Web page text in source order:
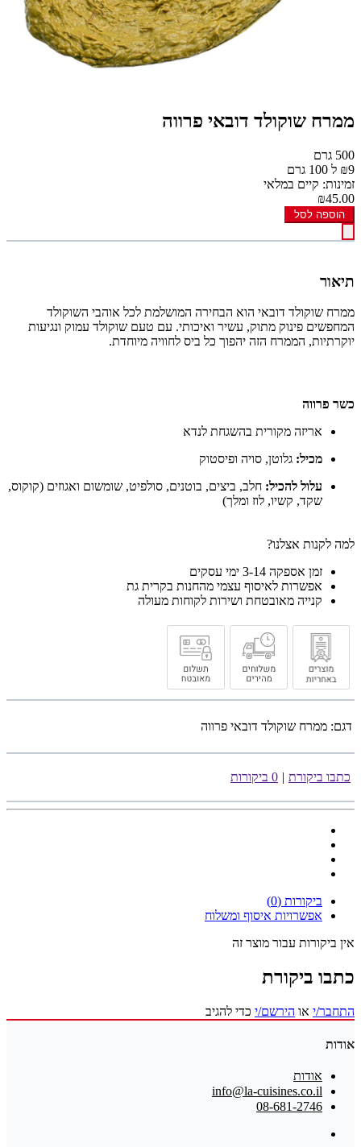
ממרח שוקולד דובאי פרווה
500 גרם
₪9 ל 100 גרם
זמינות: קיים במלאי
₪45.00
הוספה לסל
תיאור
ממרח שוקולד דובאי הוא הבחירה המושלמת לכל אוהבי השוקולד
המחפשים פינוק מתוק, עשיר ואיכותי. עם טעם שוקולד עמוק ונגיעות
יוקרתיות, הממרח הזה יהפוך כל ביס לחוויה מיוחדת.
כשר פרווה
אריזה מקורית בהשגחת לנדא
מכיל: גלוטן, סויה ופיסטוק
עלול להכיל: חלב, ביצים, בוטנים, סולפיט, שומשום ואגוזים (קוקוס,
שקד, קשיו, לוז ומלך)
למה לקנות אצלנו?
זמן אספקה 3-14 ימי עסקים
אפשרות לאיסוף עצמי מהחנות בקרית גת
קנייה מאובטחת ושירות לקוחות מעולה
דגם: ממרח שוקולד דובאי פרווה
כתבו ביקורת | 0 ביקורות
ביקורות (0)
אפשרויות איסוף ומשלוח
אין ביקורות עבור מוצר זה
כתבו ביקורת
התחבר/י או הירשם/י כדי להגיב
אודות
אודות
info@la-cuisines.co.il
08-681-2746